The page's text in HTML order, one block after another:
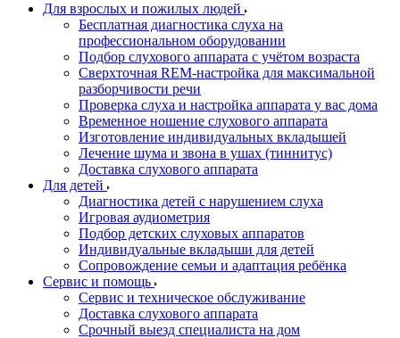
Для взрослых и пожилых людей
Бесплатная диагностика слуха на
профессиональном оборудовании
Подбор слухового аппарата с учётом возраста
Сверхточная REM-настройка для максимальной
разборчивости речи
Проверка слуха и настройка аппарата у вас дома
Временное ношение слухового аппарата
Изготовление индивидуальных вкладышей
Лечение шума и звона в ушах (тиннитус)
Доставка слухового аппарата
Для детей
Диагностика детей с нарушением слуха
Игровая аудиометрия
Подбор детских слуховых аппаратов
Индивидуальные вкладыши для детей
Сопровождение семьи и адаптация ребёнка
Сервис и помощь
Сервис и техническое обслуживание
Доставка слухового аппарата
Срочный выезд специалиста на дом